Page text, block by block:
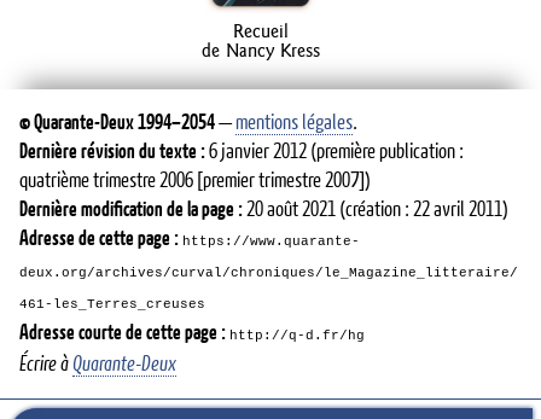
Recueil
de Nancy Kress
©Quarante-Deux1994–2054—mentions légales.
Dernière révision du texte :6 janvier 2012 (première publication :
quatrième trimestre 2006 [premier trimestre 2007])
Dernière modification de la page : 20 août 2021 (création : 22 avril 2011)
Adresse de cette page : https://www.quarante-
deux.org/archives/curval/chroniques/le_Magazine_litteraire/
461-les_Terres_creuses
Adresse courte de cette page : http://q-d.fr/hg
Écrire à Quarante-Deux